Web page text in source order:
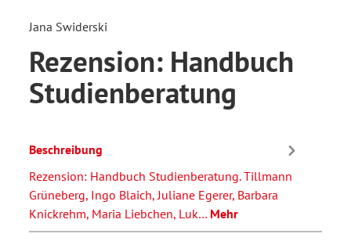
Jana Swiderski
Rezension: Handbuch
Studienberatung
Beschreibung
Rezension: Handbuch Studienberatung. Tillmann
Grüneberg, Ingo Blaich, Juliane Egerer, Barbara
Knickrehm, Maria Liebchen, Luk… Mehr